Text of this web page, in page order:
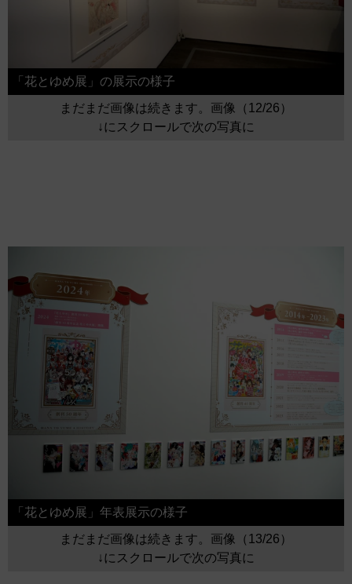
「花とゆめ展」の展示の様子
まだまだ画像は続きます。画像（12/26）
↓にスクロールで次の写真に
「花とゆめ展」年表展示の様子
まだまだ画像は続きます。画像（13/26）
↓にスクロールで次の写真に